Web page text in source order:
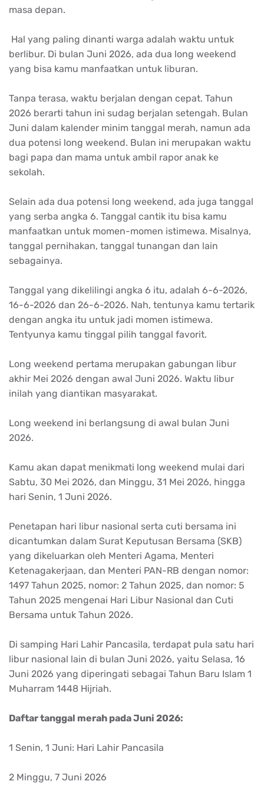
masa depan.
Hal yang paling dinanti warga adalah waktu untuk
berlibur. Di bulan Juni 2026, ada dua long weekend
yang bisa kamu manfaatkan untuk liburan.
Tanpa terasa, waktu berjalan dengan cepat. Tahun
2026 berarti tahun ini sudag berjalan setengah. Bulan
Juni dalam kalender minim tanggal merah, namun ada
dua potensi long weekend. Bulan ini merupakan waktu
bagi papa dan mama untuk ambil rapor anak ke
sekolah.
Selain ada dua potensi long weekend, ada juga tanggal
yang serba angka 6. Tanggal cantik itu bisa kamu
manfaatkan untuk momen-momen istimewa. Misalnya,
tanggal pernihakan, tanggal tunangan dan lain
sebagainya.
Tanggal yang dikelilingi angka 6 itu, adalah 6-6-2026,
16-6-2026 dan 26-6-2026. Nah, tentunya kamu tertarik
dengan angka itu untuk jadi momen istimewa.
Tentyunya kamu tinggal pilih tanggal favorit.
Long weekend pertama merupakan gabungan libur
akhir Mei 2026 dengan awal Juni 2026. Waktu libur
inilah yang diantikan masyarakat.
Long weekend ini berlangsung di awal bulan Juni
2026.
Kamu akan dapat menikmati long weekend mulai dari
Sabtu, 30 Mei 2026, dan Minggu, 31 Mei 2026, hingga
hari Senin, 1 Juni 2026.
Penetapan hari libur nasional serta cuti bersama ini
dicantumkan dalam Surat Keputusan Bersama (SKB)
yang dikeluarkan oleh Menteri Agama, Menteri
Ketenagakerjaan, dan Menteri PAN-RB dengan nomor:
1497 Tahun 2025, nomor: 2 Tahun 2025, dan nomor: 5
Tahun 2025 mengenai Hari Libur Nasional dan Cuti
Bersama untuk Tahun 2026.
Di samping Hari Lahir Pancasila, terdapat pula satu hari
libur nasional lain di bulan Juni 2026, yaitu Selasa, 16
Juni 2026 yang diperingati sebagai Tahun Baru Islam 1
Muharram 1448 Hijriah.
Daftar tanggal merah pada Juni 2026:
1 Senin, 1 Juni: Hari Lahir Pancasila
2 Minggu, 7 Juni 2026